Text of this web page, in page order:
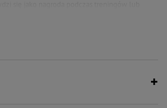
nie traci swoich wartości odżywczych.